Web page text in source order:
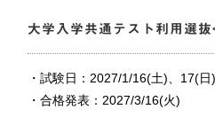
大学入学共通テスト利用選
・試験日：2027/1/16(土)、17(日)
・合格発表：2027/3/16(火)